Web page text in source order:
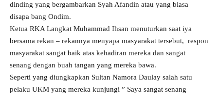
dinding yang bergambarkan Syah Afandin atau yang biasa
disapa bang Ondim.
Ketua RKA Langkat Muhammad Ihsan menuturkan saat iya
bersama rekan – rekannya menyapa masyarakat tersebut, respon
masyarakat sangat baik atas kehadiran mereka dan sangat
senang dengan buah tangan yang mereka bawa.
Seperti yang diungkapkan Sultan Namora Daulay salah satu
pelaku UKM yang mereka kunjungi ” Saya sangat senang